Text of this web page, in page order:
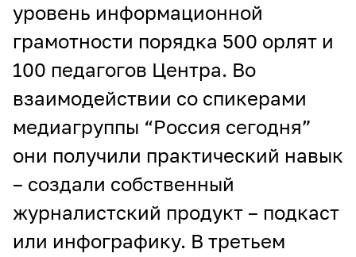
уровень информационной
грамотности порядка 500 орлят и
100 педагогов Центра. Во
взаимодействии со спикерами
медиагруппы “Россия сегодня”
они получили практический навык
– создали собственный
журналистский продукт – подкаст
или инфографику. В третьем